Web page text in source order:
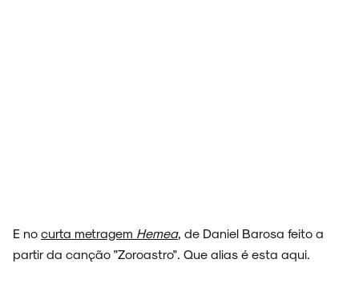
E no curta metragem Hemea, de Daniel Barosa feito a
partir da canção "Zoroastro". Que alias é esta aqui.